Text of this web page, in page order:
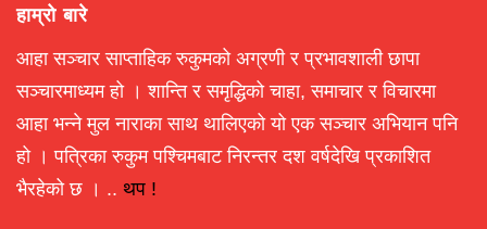
हाम्रो बारे
आहा सञ्चार साप्ताहिक रुकुमको अग्रणी र प्रभावशाली छापा
सञ्चारमाध्यम हो । शान्ति र समृद्धिको चाहा, समाचार र विचारमा
आहा भन्ने मुल नाराका साथ थालिएको यो एक सञ्चार अभियान पनि
हो । पत्रिका रुकुम पश्चिमबाट निरन्तर दश वर्षदेखि प्रकाशित
भैरहेको छ । .. थप !